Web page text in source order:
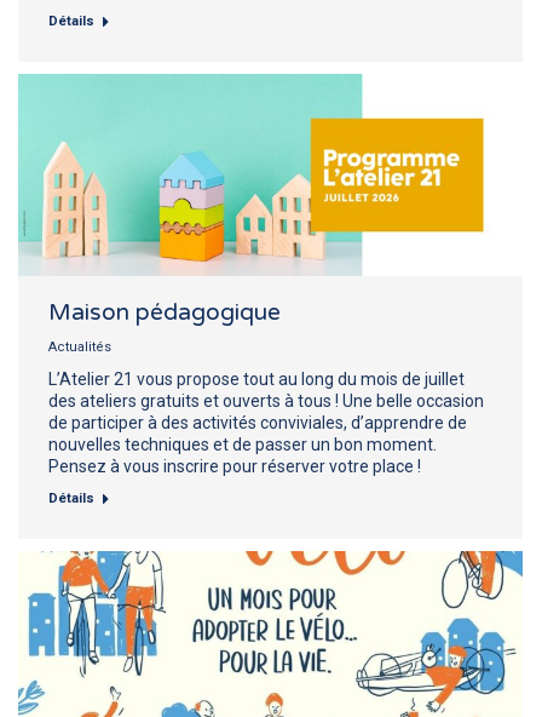
Détails
Maison pédagogique
Actualités
L’Atelier 21 vous propose tout au long du mois de juillet
des ateliers gratuits et ouverts à tous ! Une belle occasion
de participer à des activités conviviales, d’apprendre de
nouvelles techniques et de passer un bon moment.
Pensez à vous inscrire pour réserver votre place !
Détails